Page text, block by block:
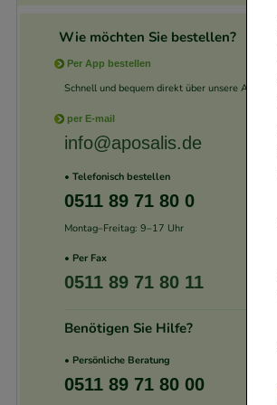
Wie möchten Sie bestellen?
Per App bestellen
Schnell und bequem direkt über unsere App.
per E-mail
info@aposalis.de
• Telefonisch bestellen
0511 89 71 80 0
Montag–Freitag: 9–17 Uhr
• Per Fax
0511 89 71 80 11
Benötigen Sie Hilfe?
• Persönliche Beratung
0511 89 71 80 00